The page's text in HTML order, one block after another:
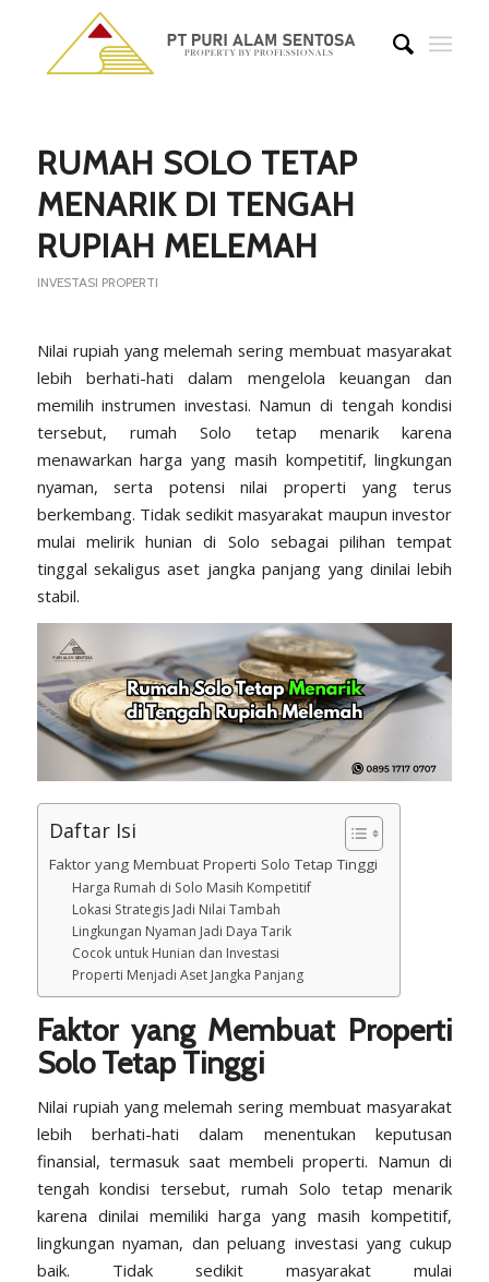
RUMAH SOLO TETAP
MENARIK DI TENGAH
RUPIAH MELEMAH
INVESTASI PROPERTI
Nilai rupiah yang melemah sering membuat masyarakat
lebih berhati-hati dalam mengelola keuangan dan
memilih instrumen investasi. Namun di tengah kondisi
tersebut, rumah Solo tetap menarik karena
menawarkan harga yang masih kompetitif, lingkungan
nyaman, serta potensi nilai properti yang terus
berkembang. Tidak sedikit masyarakat maupun investor
mulai melirik hunian di Solo sebagai pilihan tempat
tinggal sekaligus aset jangka panjang yang dinilai lebih
stabil.
Daftar Isi
Faktor yang Membuat Properti Solo Tetap Tinggi
Harga Rumah di Solo Masih Kompetitif
Lokasi Strategis Jadi Nilai Tambah
Lingkungan Nyaman Jadi Daya Tarik
Cocok untuk Hunian dan Investasi
Properti Menjadi Aset Jangka Panjang
Faktor yang Membuat Properti
Solo Tetap Tinggi
Nilai rupiah yang melemah sering membuat masyarakat
lebih berhati-hati dalam menentukan keputusan
finansial, termasuk saat membeli properti. Namun di
tengah kondisi tersebut, rumah Solo tetap menarik
karena dinilai memiliki harga yang masih kompetitif,
lingkungan nyaman, dan peluang investasi yang cukup
baik. Tidak sedikit masyarakat mulai